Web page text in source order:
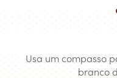
Usa um compasso
branco